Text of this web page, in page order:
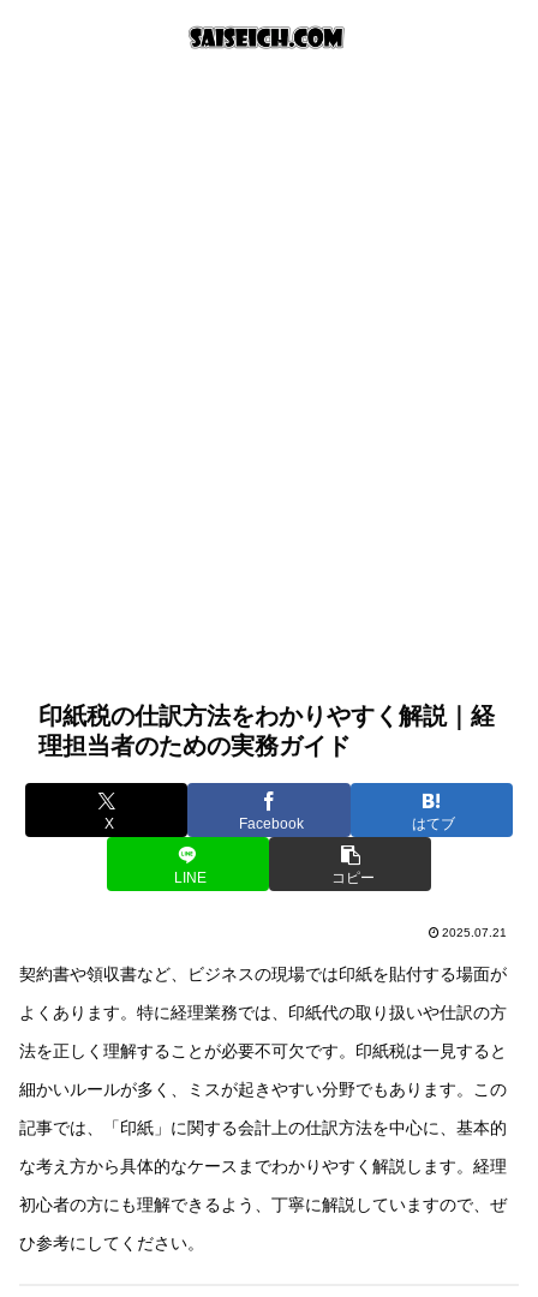
印紙税の仕訳方法をわかりやすく解説｜経
理担当者のための実務ガイド
X Facebook はてブ
LINE コピー
2025.07.21
契約書や領収書など、ビジネスの現場では印紙を貼付する場面が
よくあります。特に経理業務では、印紙代の取り扱いや仕訳の方
法を正しく理解することが必要不可欠です。印紙税は一見すると
細かいルールが多く、ミスが起きやすい分野でもあります。この
記事では、「印紙」に関する会計上の仕訳方法を中心に、基本的
な考え方から具体的なケースまでわかりやすく解説します。経理
初心者の方にも理解できるよう、丁寧に解説していますので、ぜ
ひ参考にしてください。